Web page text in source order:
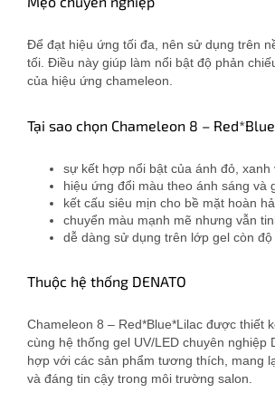
Để đạt hiệu ứng tối đa, nên sử dụng trên
tối. Điều này giúp làm nổi bật độ phản
của hiệu ứng chameleon.
Tại sao chọn Chameleon 8 –
sự kết hợp nổi bật của ánh đỏ, xanh
hiệu ứng đổi màu theo ánh sáng và
kết cấu siêu mịn cho bề mặt hoàn
chuyển màu mạnh mẽ nhưng vẫn
dễ dàng sử dụng trên lớp gel còn độ
Thuộc hệ thống DENATO
Chameleon 8 – Red*Blue*Lilac được thiết
cùng hệ thống gel UV/LED chuyên nghiệp
hợp với các sản phẩm tương thích, mang
và đáng tin cậy trong môi trường salon.